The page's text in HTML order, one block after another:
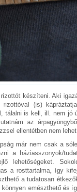
készíteni. Aki
rizottóval (is)
tálalni is kell, ill. nem jó
az
ellentétben nem
már nem csak a
a háziasszonyok/
lehetőségeket.
a rosttartalma, így
a tudatosan
emészthető és